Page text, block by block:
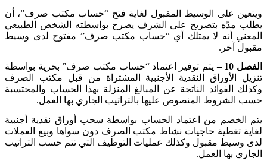
ويتعين على الوسيط المقبول لغاية فتح “حساب مكتب صرف”، أن
يطلب مدّه بتصريح على الشرف يصرح بواسطته الشخص الطبيعي
المعني أنه لا يمتلك أي “حساب مكتب صرف” مفتوح لدى وسيط
مقبول آخر .
الفصل 10 –
يتم توفير اعتماد “حساب مكتب صرف” بحرية بواسطة
تنزيل الأوراق النقدية الأجنبية المشتراة من قبل مكتب الصرف
وكذلك الفوائد الناتجة عن المبالغ المنزلة بهذا الحساب والمحتسبة
حسب الشروط المنصوص عليها بالتراتيب الجاري بها العمل.
يتم الخصم من اعتماد الحساب بواسطة سحب أوراق نقدية أجنبية
لغاية تغطية حاجيات نشاط مكتب الصرف دون سواها وبيع العملات
لدى وسيط مقبول وكذلك عمليات التوظيف التي تتم حسب التراتيب
الجاري بها العمل.